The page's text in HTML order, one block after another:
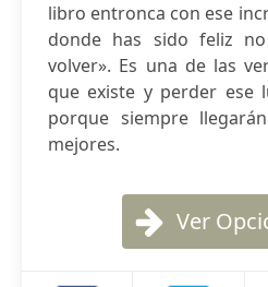
libro entronca con ese
donde has sido feliz
volver». Es una de las
que existe y perder ese
porque siempre
mejores.
Ver